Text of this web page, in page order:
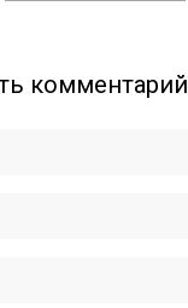
комментарий